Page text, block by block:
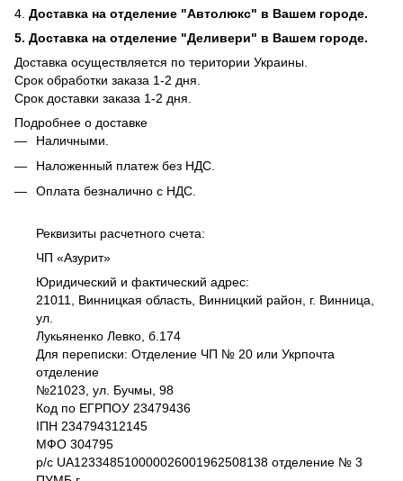
4. Доставка на отделение "Автолюкс" в Вашем городе.
5. Доставка на отделение "Деливери" в Вашем городе.
Доставка осуществляется по територии Украины.
Срок обработки заказа 1-2 дня.
​​Срок доставки заказа 1-2 дня.
Подробнее о доставке
Наличными.
Наложенный платеж без НДС.
Оплата безналично c НДС.
Реквизиты расчетного счета:
ЧП «Азурит»
Юридический и фактический адрес:
21011, Винницкая область, Винницкий район, г. Винница,
ул.
Лукьяненко Левко, б.174
Для переписки: Отделение ЧП № 20 или Укрпочта
отделение
№21023, ул. Бучмы, 98
Код по ЕГРПОУ 23479436
IПH 234794312145
МФО 304795
р/с UA123348510000026001962508138 отделение № 3